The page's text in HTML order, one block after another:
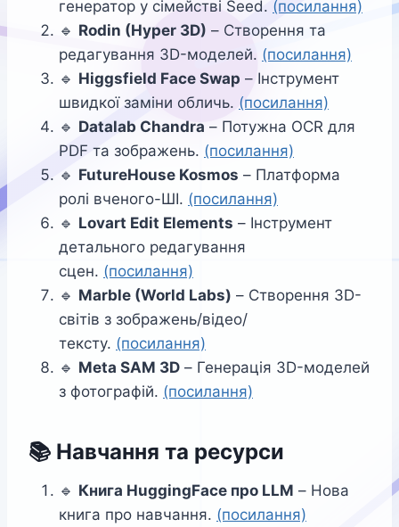
генератор у сімействі Seed. (посилання)
🔹 Rodin (Hyper 3D) – Створення та
редагування 3D-моделей. (посилання)
🔹 Higgsfield Face Swap – Інструмент
швидкої заміни обличь. (посилання)
🔹 Datalab Chandra – Потужна OCR для
PDF та зображень. (посилання)
🔹 FutureHouse Kosmos – Платформа
ролі вченого-ШІ. (посилання)
🔹 Lovart Edit Elements – Інструмент
детального редагування
сцен. (посилання)
🔹 Marble (World Labs) – Створення 3D-
світів з зображень/відео/
тексту. (посилання)
🔹 Meta SAM 3D – Генерація 3D-моделей
з фотографій. (посилання)
📚 Навчання та ресурси
🔹 Книга HuggingFace про LLM – Нова
книга про навчання. (посилання)